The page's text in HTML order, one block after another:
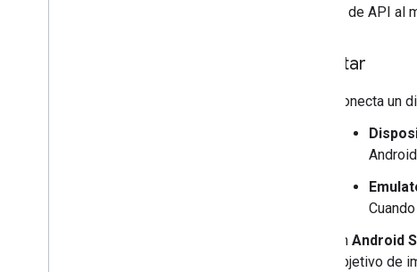
la clave de API al
Ejecutar
Conecta un
En Android
objetivo de